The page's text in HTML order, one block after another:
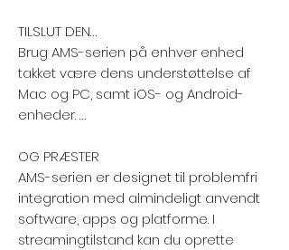
TILSLUT DEN…
Brug AMS-serien på enhver enhed
takket være dens understøttelse af
Mac og PC, samt iOS- og Android-
enheder. …
OG PRÆSTER
AMS-serien er designet til problemfri
integration med almindeligt anvendt
software, apps og platforme. I
streamingtilstand kan du oprette